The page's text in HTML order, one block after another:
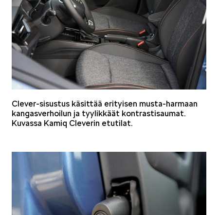
Mallit
FABIA
OCTAVIA
Clever-sisustus käsittää erityisen musta-harmaan
kangasverhoilun ja tyylikkäät kontrastisaumat.
Kuvassa Kamiq Cleverin etutilat.